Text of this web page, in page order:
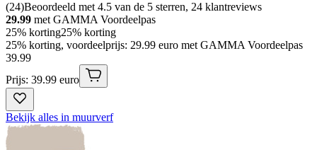
(24)Beoordeeld met 4.5 van de 5 sterren, 24 klantreviews
29.99 met GAMMA Voordeelpas
25% korting25% korting
25% korting, voordeelprijs: 29.99 euro met GAMMA Voordeelpas
39.99
Prijs: 39.99 euro
Bekijk alles in muurverf